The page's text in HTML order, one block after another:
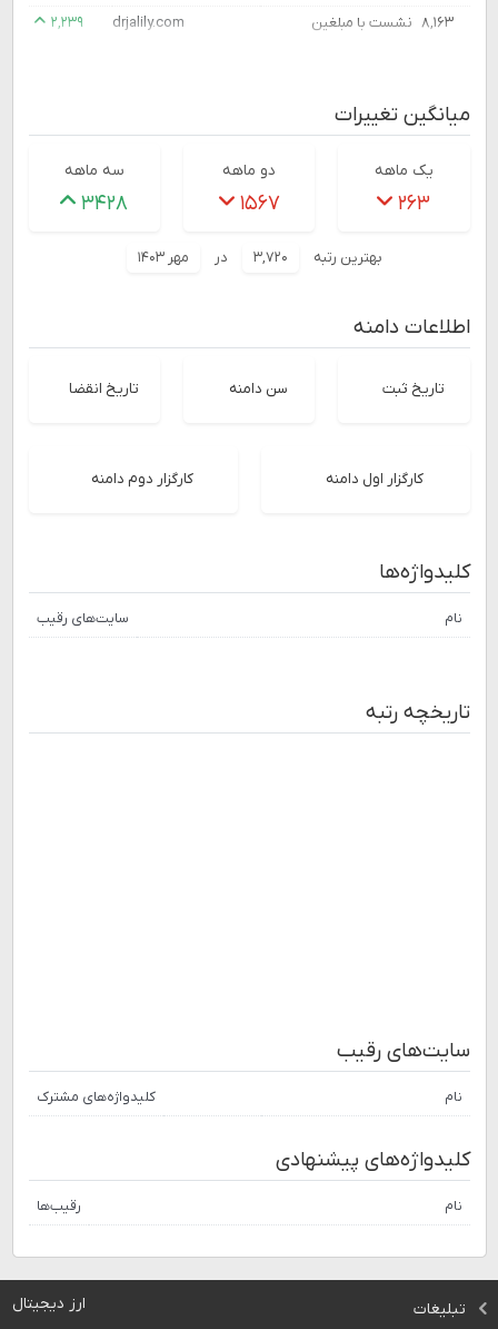
۸,۱۶۳ نشست با مبلغین drjalily.com ۲,۲۳۹
میانگین تغییرات
یک ماهه
۲۶۳
دو ماهه
۱۵۶۷
سه ماهه
۳۴۲۸
بهترین رتبه ۳,۷۲۰ در مهر ۱۴۰۳
اطلاعات دامنه
تاریخ ثبت سن دامنه تاریخ انقضا
کارگزار اول دامنه کارگزار دوم دامنه
کلیدواژه‌ها
نام سایت‌های رقیب
تاریخچه رتبه
سایت‌های رقیب
نام کلیدواژه‌های مشترک
کلیدواژه‌های پیشنهادی
نام رقیب‌ها
ارز دیجیتال تبلیغات